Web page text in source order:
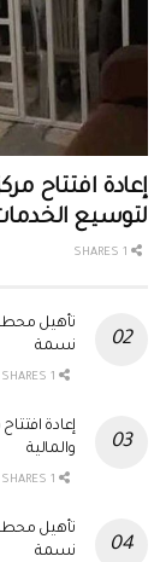
إعادة افتتاح
لتوسيع الخدمات
نسمة
إعادة
والمالية
نسمة